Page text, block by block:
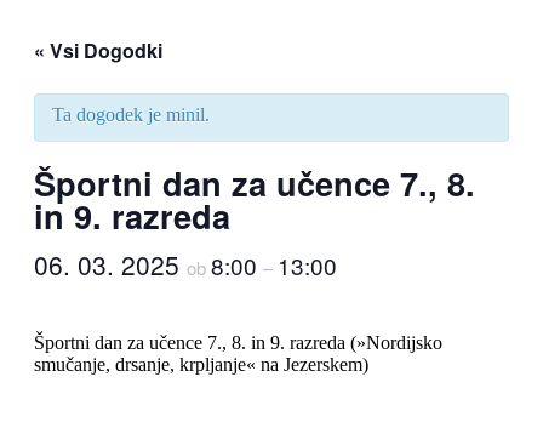
« Vsi Dogodki
Ta dogodek je minil.
Športni dan za učence 7., 8.
in 9. razreda
06. 03. 2025 ob8:00 – 13:00
Športni dan za učence 7., 8. in 9. razreda (»Nordijsko
smučanje, drsanje, krpljanje« na Jezerskem)